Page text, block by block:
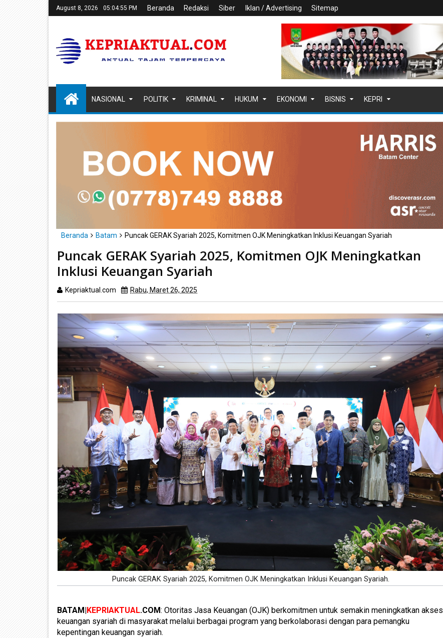
August 8, 2026 05:04:56 PM Beranda Redaksi Siber Iklan / Advertising Sitemap
NASIONAL POLITIK KRIMINAL HUKUM EKONOMI BISNIS KEPRI
Beranda Batam Puncak GERAK Syariah 2025, Komitmen OJK Meningkatkan Inklusi Keuangan Syariah
Puncak GERAK Syariah 2025, Komitmen OJK Meningkatkan
Inklusi Keuangan Syariah
Kepriaktual.com Rabu, Maret 26, 2025
Puncak GERAK Syariah 2025, Komitmen OJK Meningkatkan Inklusi Keuangan Syariah.
BATAM|KEPRIAKTUAL.COM: Otoritas Jasa Keuangan (OJK) berkomitmen untuk semakin meningkatkan akses
keuangan syariah di masyarakat melalui berbagai program yang berkolaborasi dengan para pemangku
kepentingan keuangan syariah.